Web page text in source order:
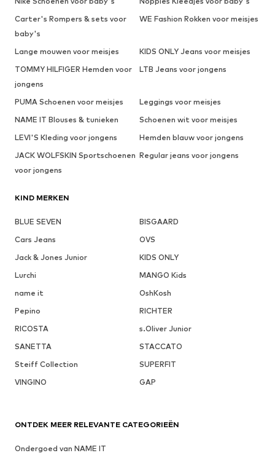
Carter's Rompers & sets voor
baby's
WE Fashion Rokken voor meisjes
Lange mouwen voor meisjes
KIDS ONLY Jeans voor meisjes
TOMMY HILFIGER Hemden voor
jongens
LTB Jeans voor jongens
PUMA Schoenen voor meisjes
Leggings voor meisjes
NAME IT Blouses & tunieken
Schoenen wit voor meisjes
LEVI'S Kleding voor jongens
Hemden blauw voor jongens
JACK WOLFSKIN Sportschoenen
voor jongens
Regular jeans voor jongens
KIND MERKEN
BLUE SEVEN
BISGAARD
Cars Jeans
OVS
Jack & Jones Junior
KIDS ONLY
Lurchi
MANGO Kids
name it
OshKosh
Pepino
RICHTER
RICOSTA
s.Oliver Junior
SANETTA
STACCATO
Steiff Collection
SUPERFIT
VINGINO
GAP
ONTDEK MEER RELEVANTE CATEGORIEËN
Ondergoed van NAME IT